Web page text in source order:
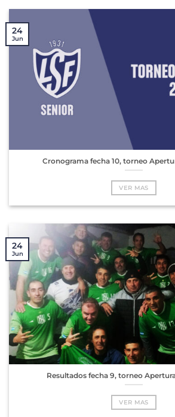
Cronograma fecha 10, torneo
VER MAS
24
Jun
Resultados fecha 9, torneo
VER MAS
24
Jun